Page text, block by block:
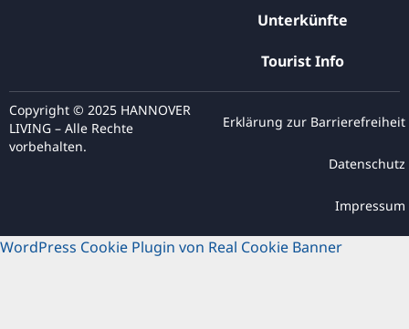
Unterkünfte
Tourist Info
Copyright © 2025 HANNOVER
LIVING – Alle Rechte
vorbehalten.
Erklärung zur Barrierefreiheit
Datenschutz
Impressum
WordPress Cookie Plugin von Real Cookie Banner